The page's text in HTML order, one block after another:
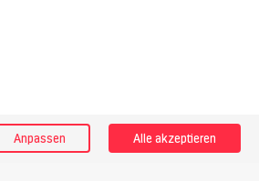
Anpassen Alle akzeptieren